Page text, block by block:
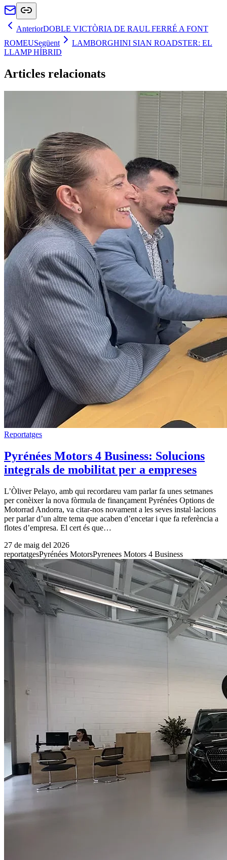
AnteriorDOBLE VICTÒRIA DE RAUL FERRÉ A FONT
ROMEUSegüent
LAMBORGHINI SIAN ROADSTER: EL
LLAMP HÍBRID
Articles relacionats
Reportatges
Pyrénées Motors 4 Business: Solucions
integrals de mobilitat per a empreses
L’Òliver Pelayo, amb qui recordareu vam parlar fa unes setmanes
per conèixer la nova fòrmula de finançament Pyrénées Options de
Motorrad Andorra, va citar-nos novament a les seves instal·lacions
per parlar d’un altre tema que acaben d’encetar i que fa referència a
flotes d’empresa. El cert és que…
27 de maig del 2026
reportatgesPyrénées MotorsPyrenees Motors 4 Business